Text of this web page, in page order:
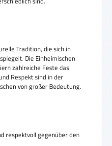
Tradition, die sich in
Die Einheimischen
zahlreiche Feste das
Respekt sind in der
von großer Bedeutung.
respektvoll gegenüber den